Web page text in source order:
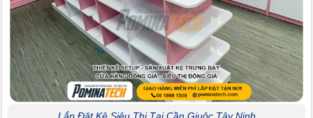
Lắp Đặt Kệ Siêu Thị Tại Cần Giuộc Tây Ninh